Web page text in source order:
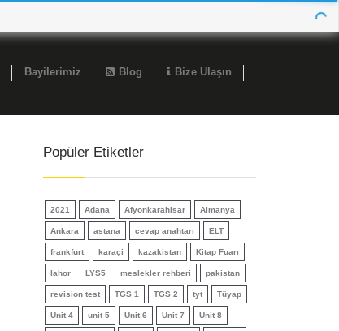
Bayilerimiz Blog Bize Ulaşın
Popüler Etiketler
2021 Adana Afyonkarahisar Almanya
Ankara astana cevap anahtarı ELT
frankfurt karaçi kazakistan Kitap Fuarı
lahor LYS5 meslekler rehberi pakistan
revision test TGS 1 TGS 2 tyt Tüyap
Unit 4 unit 5 Unit 6 Unit 7 Unit 8